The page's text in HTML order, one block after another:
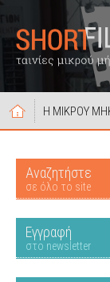
Η ΜΙΚΡΟΥ
Αναζητήστε
σε όλο το site
Εγγραφή
στο newsletter